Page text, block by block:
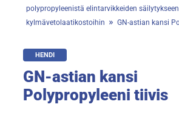
polypropyleenistä elintarvikkeiden
kylmävetolaatikostoihin » GN-astian kansi
HENDI
GN-astian kansi
Polypropyleeni tiivis